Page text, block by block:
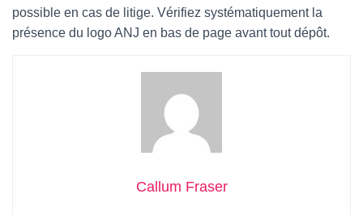
possible en cas de litige. Vérifiez systématiquement la
présence du logo ANJ en bas de page avant tout dépôt.
Callum Fraser